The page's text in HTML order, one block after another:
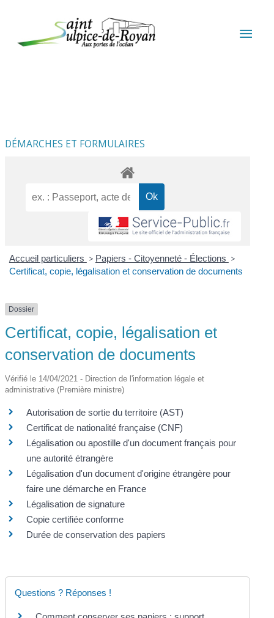
DÉMARCHES ET FORMULAIRES
Accueil particuliers > Papiers - Citoyenneté - Élections >
Certificat, copie, légalisation et conservation de documents
Dossier
Certificat, copie, légalisation et
conservation de documents
Vérifié le 14/04/2021 - Direction de l'information légale et
administrative (Première ministre)
Autorisation de sortie du territoire (AST)
Certificat de nationalité française (CNF)
Légalisation ou apostille d'un document français pour
une autorité étrangère
Légalisation d'un document d'origine étrangère pour
faire une démarche en France
Légalisation de signature
Copie certifiée conforme
Durée de conservation des papiers
Questions ? Réponses !